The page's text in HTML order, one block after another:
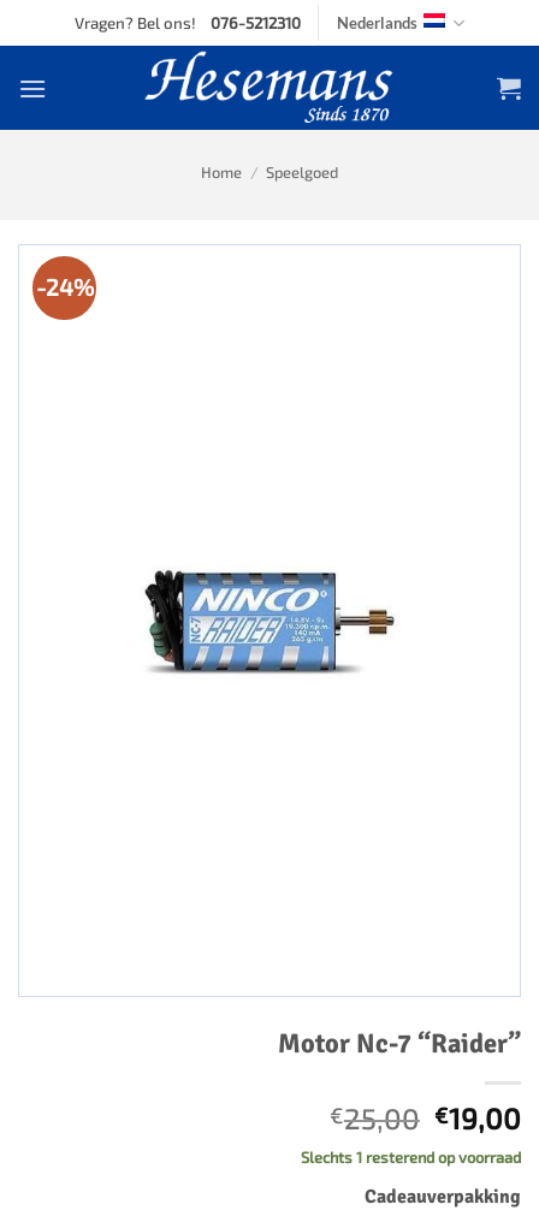
to
Vragen? Bel ons! 076-5212310 Nederlands
Home / Speelgoed
-24%
Motor Nc-7 “Raider”
€25,00
prijs
was:
€25,00.
€19,00
Slechts 1 resterend op voorraad
Cadeauverpakking